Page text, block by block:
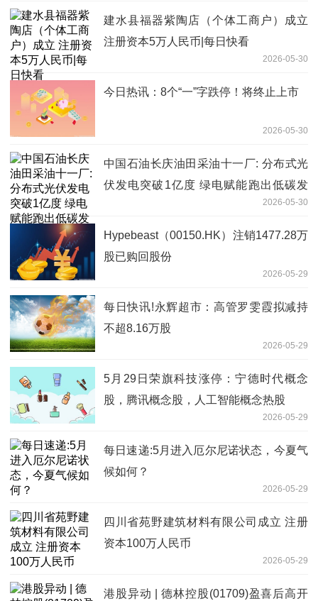
建水县福器紫陶店（个体工商户）成立
注册资本5万人民币|每日快看
2026-05-30
今日热讯：8个“一”字跌停！将终止上市
2026-05-30
中国石油长庆油田采油十一厂: 分布式光
伏发电突破1亿度 绿电赋能跑出低碳发
2026-05-30
Hypebeast（00150.HK）注销1477.28万
股已购回股份
2026-05-29
每日快讯!永辉超市：高管罗雯霞拟减持
不超8.16万股
2026-05-29
5月29日荣旗科技涨停：宁德时代概念
股，腾讯概念股，人工智能概念热股
2026-05-29
每日速递:5月进入厄尔尼诺状态，今夏气
候如何？
2026-05-29
四川省苑野建筑材料有限公司成立 注册
资本100万人民币
2026-05-29
港股异动 | 德林控股(01709)盈喜后高开